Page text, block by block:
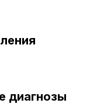
диагнозы